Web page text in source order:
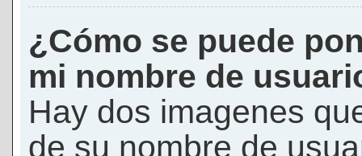
¿Cómo se puede
mi nombre de
Hay dos imagenes
de su nombre de